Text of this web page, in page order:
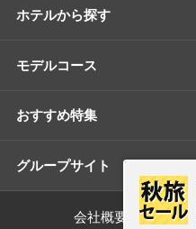
ホテルから探す
モデルコース
おすすめ特集
グループサイト
会社概要